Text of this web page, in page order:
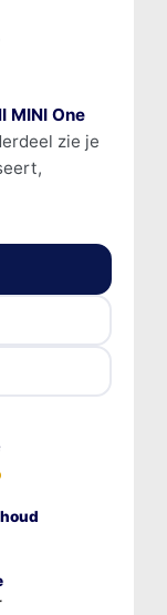
MINI One
zie je